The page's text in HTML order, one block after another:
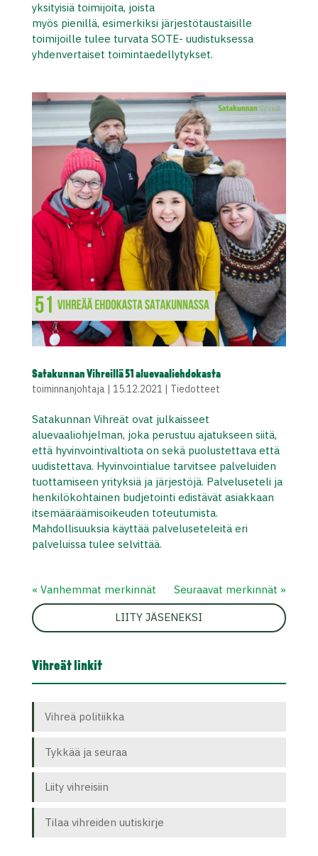
yksityisiä toimijoita, joista
myös pienillä, esimerkiksi järjestötaustaisille
toimijoille tulee turvata SOTE- uudistuksessa
yhdenvertaiset toimintaedellytykset.
Satakunnan Vihreillä 51 aluevaaliehdokasta
toiminnanjohtaja| 15.12.2021 | Tiedotteet
Satakunnan Vihreät ovat julkaisseet
aluevaaliohjelman, joka perustuu ajatukseen siitä,
että hyvinvointivaltiota on sekä puolustettava että
uudistettava. Hyvinvointialue tarvitsee palveluiden
tuottamiseen yrityksiä ja järjestöjä. Palveluseteli ja
henkilökohtainen budjetointi edistävät asiakkaan
itsemääräämisoikeuden toteutumista.
Mahdollisuuksia käyttää palveluseteleitä eri
palveluissa tulee selvittää.
« Vanhemmat merkinnät Seuraavat merkinnät »
LIITY JÄSENEKSI
Vihreät linkit
Vihreä politiikka
Tykkää ja seuraa
Liity vihreisiin
Tilaa vihreiden uutiskirje